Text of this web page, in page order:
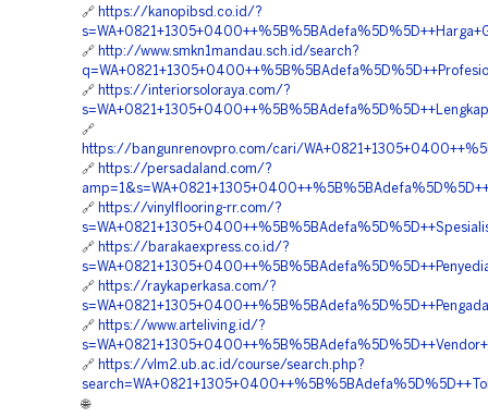
🔗 https://kanopibsd.co.id/?
🔗 http://www.smkn1mandau.sch.id/search?
🔗 https://interiorsoloraya.com/?
🔗
https://bangunrenovpro.com/cari/
🔗 https://persadaland.com/?
🔗 https://vinylflooring-rr.com/?
🔗 https://barakaexpress.co.id/?
🔗 https://raykaperkasa.com/?
🔗 https://www.arteliving.id/?
🔗 https://vlm2.ub.ac.id/course/search.php?
🌐